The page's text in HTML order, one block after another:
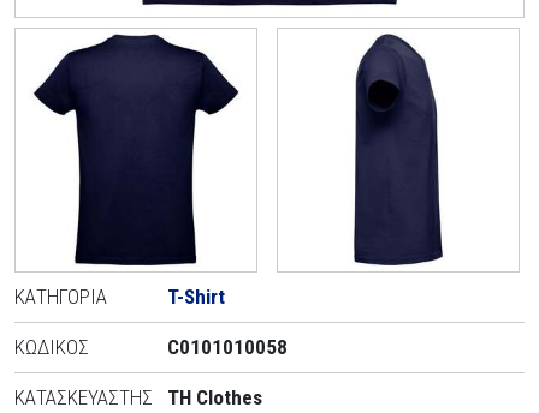
ΚΑΤΗΓΟΡΊΑ T-Shirt
ΚΩΔΙΚΌΣ C0101010058
ΚΑΤΑΣΚΕΥΑΣΤΉΣ TH Clothes